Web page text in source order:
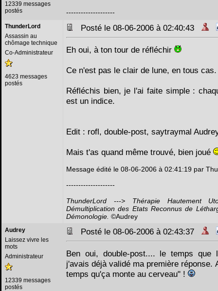
12339 messages
postés
--------------------
ThunderLord
Assassin au
chômage technique
Co-Administrateur
4623 messages
postés
Posté le 08-06-2006 à 02:40:43
Eh oui, à ton tour de réfléchir
Ce n'est pas le clair de lune, en tous cas.
Réfléchis bien, je l'ai faite simple :
est un indice.
Edit : rofl, double-post, saytraymal
Mais t'as quand même trouvé, bien joué
Message édité le 08-06-2006 à 02:41:19 par
--------------------
ThunderLord ---> Thérapie Hautement
Démultiplication des Etats Reconnus de
Démonologie. ©Audrey
Audrey
Laissez vivre les
mots
Administrateur
12339 messages
postés
Posté le 08-06-2006 à 02:43:37
Ben oui, double-post.... le temps que
j'avais déjà validé ma première réponse.
temps qu'ça monte au cerveau" !